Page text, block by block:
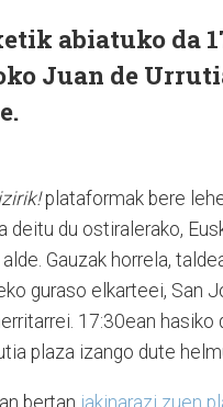
abiatuko da
Juan de
plataformak bere
deitu du ostiralerako,
Gauzak horrela,
guraso elkarteei, San
17:30ean hasiko
plaza izango dute
bertan jakinarazi zuen